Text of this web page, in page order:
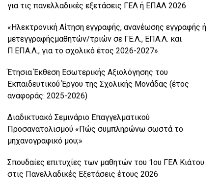
για τις πανελλαδικές εξετάσεις ΓΕΛ ή ΕΠΑΛ 2026
«Ηλεκτρονική Αίτηση εγγραφής, ανανέωσης εγγραφής ή
μετεγγραφήςμαθητών/τριών σε ΓΕ.Λ., ΕΠΑ.Λ. και
Π.ΕΠΑ.Λ., για το σχολικό έτος 2026-2027».
Έτησια Έκθεση Εσωτερικής Αξιολόγησης του
Εκπαιδευτικού Έργου της Σχολικής Μονάδας (έτος
αναφοράς: 2025-2026)
Διαδικτυακό Σεμινάριο Επαγγελματικού
Προσανατολισμού «Πώς συμπληρώνω σωστά το
μηχανογραφικό μου;»
Σπουδαίες επιτυχίες των μαθητών του 1ου ΓΕΛ Κιάτου
στις Πανελλαδικές Εξετάσεις έτους 2026